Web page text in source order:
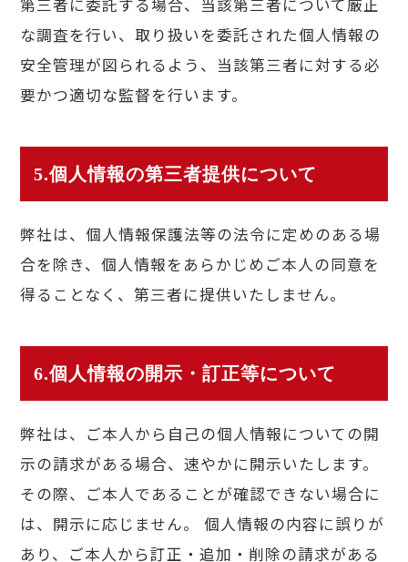
第三者に委託する場合、当該第三者について厳正
な調査を行い、取り扱いを委託された個人情報の
安全管理が図られるよう、当該第三者に対する必
要かつ適切な監督を行います。
5.個人情報の第三者提供について
弊社は、個人情報保護法等の法令に定めのある場
合を除き、個人情報をあらかじめご本人の同意を
得ることなく、第三者に提供いたしません。
6.個人情報の開示・訂正等について
弊社は、ご本人から自己の個人情報についての開
示の請求がある場合、速やかに開示いたします。
その際、ご本人であることが確認できない場合に
は、開示に応じません。 個人情報の内容に誤りが
あり、ご本人から訂正・追加・削除の請求がある